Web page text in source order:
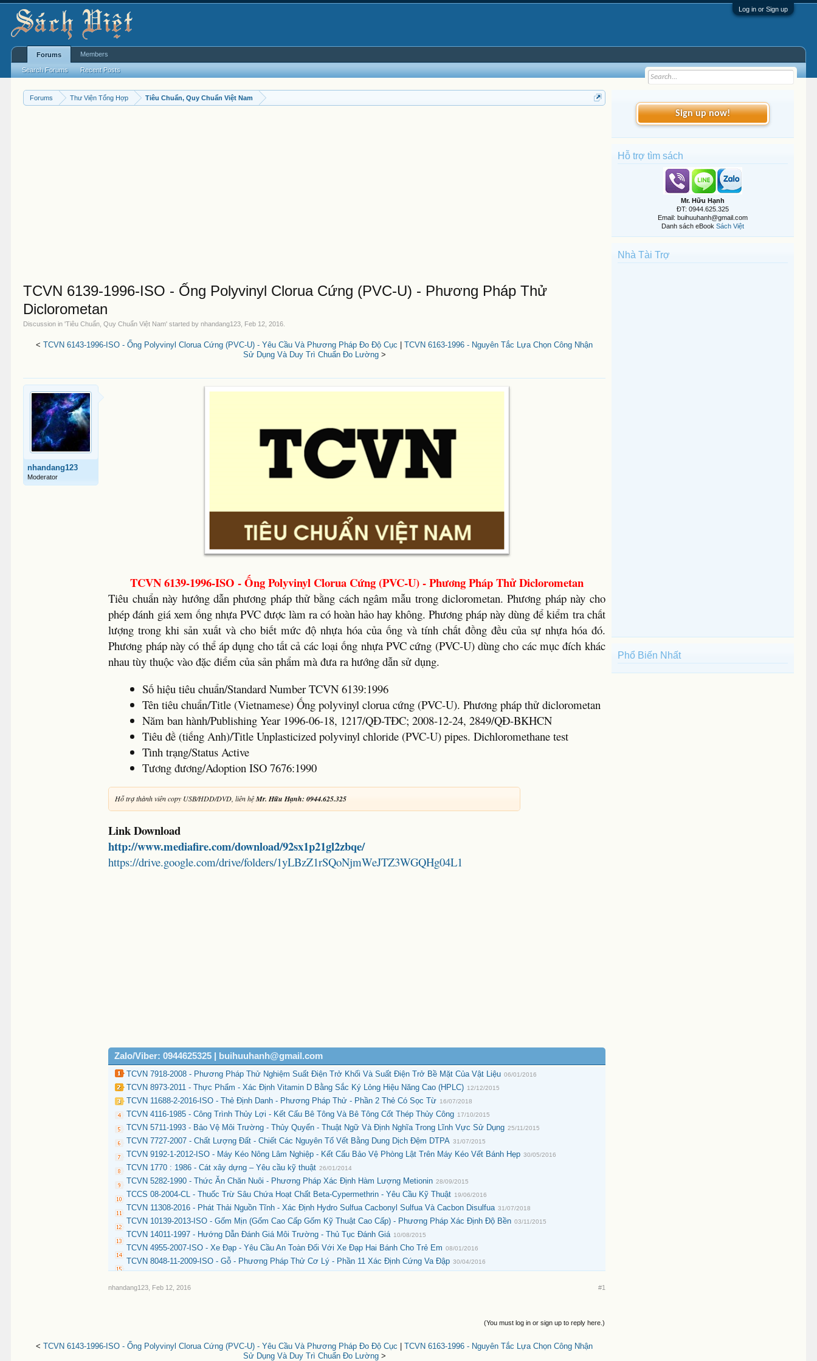
Log in or Sign up
Forums Thư Viện Tổng Hợp Tiêu Chuẩn, Quy Chuẩn Việt Nam
TCVN 6139-1996-ISO - Ống Polyvinyl Clorua Cứng (PVC-U) - Phương Pháp Thử
Diclorometan
Discussion in 'Tiêu Chuẩn, Quy Chuẩn Việt Nam' started bynhandang123 Feb 12, 2016
< TCVN 6143-1996-ISO - Ống Polyvinyl Clorua Cứng (PVC-U) - Yêu Cầu Và Phương Pháp Đo Độ Cục
TCVN 6163-1996 - Nguyên Tắc Lựa Chọn Công Nhận
Sử Dụng Và Duy Trì Chuẩn Đo Lường>
nhandang123
Moderator
TCVN 6139-1996-ISO - Ống Polyvinyl Clorua Cứng (PVC-U) - Phương Pháp Thử Diclorometan
Tiêu chuẩn này hướng dẫn phương pháp thử bằng cách ngâm mẫu trong diclorometan. Phương pháp này cho
phép đánh giá xem ống nhựa PVC được làm ra có hoàn hảo hay không. Phương pháp này dùng để kiểm tra chất
lượng trong khi sản xuất và cho biết mức độ nhựa hóa của ống và tính chất đồng đều của sự nhựa hóa đó.
Phương pháp này có thể áp dụng cho tất cả các loại ống nhựa PVC cứng (PVC-U) dùng cho các mục đích khác
nhau tùy thuộc vào đặc điểm của sản phẩm mà đưa ra hướng dẫn sử dụng.
Số hiệu tiêu chuẩn/Standard Number TCVN 6139:1996
Tên tiêu chuẩn/Title (Vietnamese) Ống polyvinyl clorua cứng (PVC-U). Phương pháp thử diclorometan
Năm ban hành/Publishing Year 1996-06-18, 1217/QĐ-TĐC; 2008-12-24, 2849/QĐ-BKHCN
Tiêu đề (tiếng Anh)/Title Unplasticized polyvinyl chloride (PVC-U) pipes. Dichloromethane test
Tình trạng/Status Active
Tương đương/Adoption ISO 7676:1990
Hỗ trợ thành viên copy USB/HDD/DVD, liên hệMr. Hữu Hạnh: 0944.625.325
Link Download
http://www.mediafire.com/download/92sx1p21gl2zbqe/
https://drive.google.com/drive/folders/1yLBzZ1rSQoNjmWeJTZ3WGQHg04L1
Zalo/Viber: 0944625325 | buihuuhanh@gmail.com
TCVN 7918-2008 - Phương Pháp Thử Nghiệm Suất Điện Trở Khối Và Suất Điện Trở Bề Mặt Của Vật Liệu 06/01/2016
TCVN 8973-2011 - Thực Phẩm - Xác Định Vitamin D Bằng Sắc Ký Lỏng Hiệu Năng Cao (HPLC) 12/12/2015
TCVN 11688-2-2016-ISO - Thẻ Định Danh - Phương Pháp Thử - Phần 2 Thẻ Có Sọc Từ 16/07/2018
TCVN 4116-1985 - Công Trình Thủy Lợi - Kết Cấu Bê Tông Và Bê Tông Cốt Thép Thủy Công 17/10/2015
TCVN 5711-1993 - Bảo Vệ Môi Trường - Thủy Quyển - Thuật Ngữ Và Định Nghĩa Trong Lĩnh Vực Sử Dụng 25/11/2015
TCVN 7727-2007 - Chất Lượng Đất - Chiết Các Nguyên Tố Vết Bằng Dung Dịch Đệm DTPA 31/07/2015
TCVN 9192-1-2012-ISO - Máy Kéo Nông Lâm Nghiệp - Kết Cấu Bảo Vệ Phòng Lật Trên Máy Kéo Vết Bánh Hẹp 30/05/2016
TCVN 1770 : 1986 - Cát xây dựng – Yêu cầu kỹ thuật 26/01/2014
TCVN 5282-1990 - Thức Ăn Chăn Nuôi - Phương Pháp Xác Định Hàm Lượng Metionin 28/09/2015
TCCS 08-2004-CL - Thuốc Trừ Sâu Chứa Hoạt Chất Beta-Cypermethrin - Yêu Cầu Kỹ Thuật 19/06/2016
TCVN 11308-2016 - Phát Thải Nguồn Tĩnh - Xác Định Hydro Sulfua Cacbonyl Sulfua Và Cacbon Disulfua 31/07/2018
TCVN 10139-2013-ISO - Gốm Mịn (Gốm Cao Cấp Gốm Kỹ Thuật Cao Cấp) - Phương Pháp Xác Định Độ Bền 03/11/2015
TCVN 14011-1997 - Hướng Dẫn Đánh Giá Môi Trường - Thủ Tục Đánh Giá 10/08/2015
TCVN 4955-2007-ISO - Xe Đạp - Yêu Cầu An Toàn Đối Với Xe Đạp Hai Bánh Cho Trẻ Em 08/01/2016
TCVN 8048-11-2009-ISO - Gỗ - Phương Pháp Thử Cơ Lý - Phần 11 Xác Định Cứng Va Đập 30/04/2016
nhandang123 Feb 12, 2016 #1
(You must log in or sign up to reply here.)
< TCVN 6143-1996-ISO - Ống Polyvinyl Clorua Cứng (PVC-U) - Yêu Cầu Và Phương Pháp Đo Độ Cục
TCVN 6163-1996 - Nguyên Tắc Lựa Chọn Công Nhận
Sử Dụng Và Duy Trì Chuẩn Đo Lường>
Sign up now!
Hỗ trợ tìm sách
Mr. Hữu Hạnh
ĐT: 0944.625.325
Email: buihuuhanh@gmail.com
Danh sách eBook Sách Việt
Nhà Tài Trợ
Phổ Biến Nhất
Forums
Search Forums Recent Posts
Members